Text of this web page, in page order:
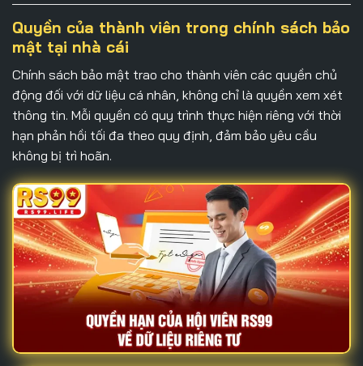
Quyền của thành viên trong chính sách bảo
mật tại nhà cái
Chính sách bảo mật trao cho thành viên các quyền chủ
động đối với dữ liệu cá nhân, không chỉ là quyền xem xét
thông tin. Mỗi quyền có quy trình thực hiện riêng với thời
hạn phản hồi tối đa theo quy định, đảm bảo yêu cầu
không bị trì hoãn.